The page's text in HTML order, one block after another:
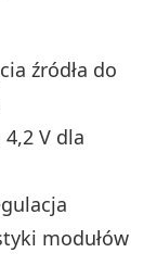
źródła do
V dla
modułów